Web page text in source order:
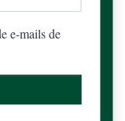
e-mails de